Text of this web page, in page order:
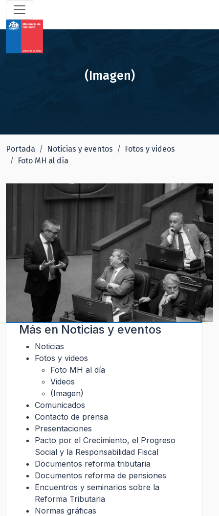
(Imagen)
Portada Noticias y eventos
Fotos y videos
Foto MH al día
Más en Noticias y eventos
Noticias
Fotos y videos
Foto MH al día
Videos
(Imagen)
Comunicados
Contacto de prensa
Presentaciones
Pacto por el Crecimiento, el Progreso
Social y la Responsabilidad Fiscal
Documentos reforma tributaria
Documentos reforma de pensiones
Encuentros y seminarios sobre la
Reforma Tributaria
Normas gráficas